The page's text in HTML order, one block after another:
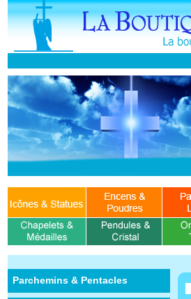
Parchemins & Pentacles